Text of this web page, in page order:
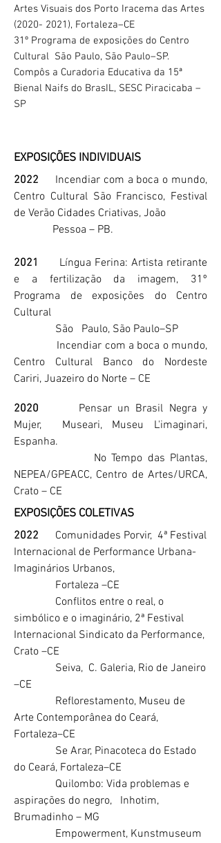
Artes Visuais dos Porto Iracema das Artes
(2020- 2021), Fortaleza–CE
31º Programa de exposições do Centro
Cultural São Paulo, São Paulo–SP.
Compôs a Curadoria Educativa da 15ª
Bienal Naifs do BrasIL, SESC Piracicaba –
SP
EXPOSIÇÕES INDIVIDUAIS
2022 Incendiar com a boca o mundo,
Centro Cultural São Francisco, Festival
de Verão Cidades Criativas, João
Pessoa – PB.
2021 Língua Ferina: Artista retirante
e a fertilização da imagem, 31º
Programa de exposições do Centro
Cultural
São Paulo, São Paulo–SP
Incendiar com a boca o mundo,
Centro Cultural Banco do Nordeste
Cariri, Juazeiro do Norte – CE
2020 Pensar un Brasil Negra y
Mujer, Museari, Museu L'imaginari,
Espanha.
No Tempo das Plantas,
NEPEA/GPEACC, Centro de Artes/URCA,
Crato – CE
EXPOSIÇÕES COLETIVAS
2022 Comunidades Porvir, 4ª Festival
Internacional de Performance Urbana-
Imaginários Urbanos,
Fortaleza –CE
Conflitos entre o real, o
simbólico e o imaginário, 2ª Festival
Internacional Sindicato da Performance,
Crato –CE
Seiva, C. Galeria, Rio de Janeiro
–CE
Reflorestamento, Museu de
Arte Contemporânea do Ceará,
Fortaleza–CE
Se Arar, Pinacoteca do Estado
do Ceará, Fortaleza–CE
Quilombo: Vida problemas e
aspirações do negro, Inhotim,
Brumadinho – MG
Empowerment, Kunstmuseum